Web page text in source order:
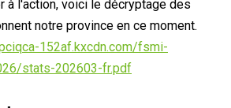
à l'action, voici le décryptage des
notre province en ce moment.
152af.kxcdn.com/fsmi-
stats-202603-fr.pdf